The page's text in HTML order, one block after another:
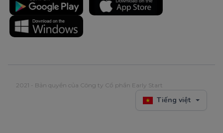
2021 - Bản quyền của Công ty Cổ phần Early Start
Tiếng việt